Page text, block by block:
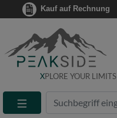
Kauf auf Rechnung
XPLORE YOUR LIMITS
Suche
Eingabefeld